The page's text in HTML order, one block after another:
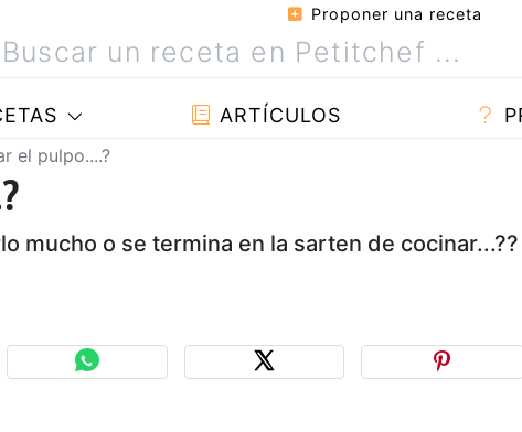
Proponer una receta
ARTÍCULOS
el pulpo....?
mucho o se termina en la sarten de cocinar...??